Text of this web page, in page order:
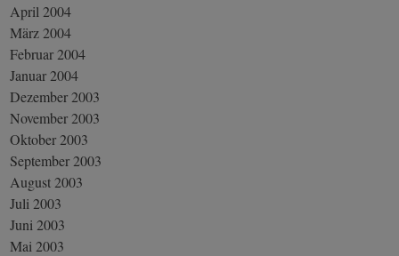
April 2004
März 2004
Februar 2004
Januar 2004
Dezember 2003
November 2003
Oktober 2003
September 2003
August 2003
Juli 2003
Juni 2003
Mai 2003